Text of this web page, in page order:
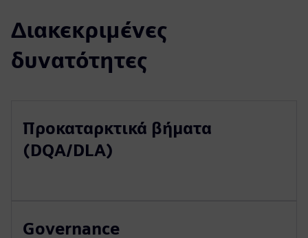
Διακεκριμένες
δυνατότητες
Προκαταρκτικά βήματα
(DQA/DLA)
Governance